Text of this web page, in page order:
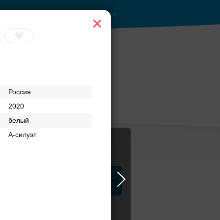
Россия
2020
белый
А-силуэт
Войти
Журнал